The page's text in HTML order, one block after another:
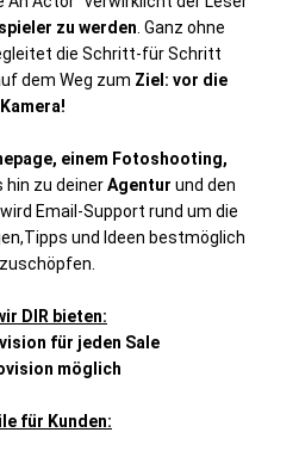
zu werden . Ganz ohne
die Schritt-für Schritt
dem Weg zum Ziel: vor die
Kamera!
einem Fotoshooting,
hin zu deinerAgentur und den
wird Email-Support rund um die
und Ideen bestmöglich
DIR bieten:
für jeden Sale
möglich
für Kunden: